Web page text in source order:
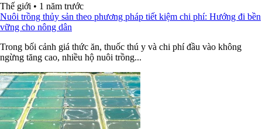
Thế giới • 1 năm trước
Nuôi trồng thủy sản theo phương pháp tiết kiệm chi phí: Hướng đi bền
vững cho nông dân
Trong bối cảnh giá thức ăn, thuốc thú y và chi phí đầu vào không
ngừng tăng cao, nhiều hộ nuôi trồng...